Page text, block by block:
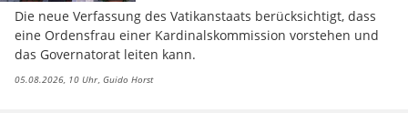
Die neue Verfassung des Vatikanstaats berücksichtigt, dass
eine Ordensfrau einer Kardinalskommission vorstehen und
das Governatorat leiten kann.
05.08.2026, 10 Uhr Guido Horst